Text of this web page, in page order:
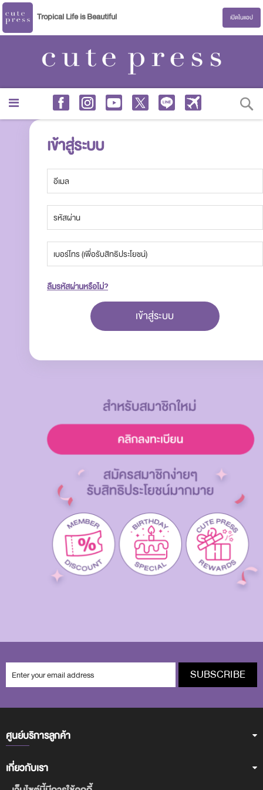
Tropical Life is Beautiful เปิดในแอป
เข้าสู่ระบบ
ลืมรหัสผ่านหรือไม่?
เข้าสู่ระบบ
SUBSCRIBE
ศูนย์บริการลูกค้า
เกี่ยวกับเรา